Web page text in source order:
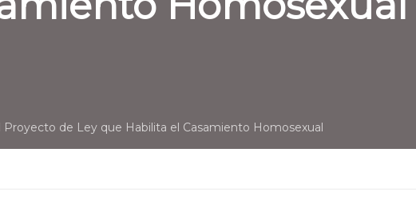
Proyecto de Ley que Habilita el Casamiento Homosexual